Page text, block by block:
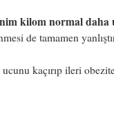
kilom normal daha
de tamamen
kaçırıp ileri